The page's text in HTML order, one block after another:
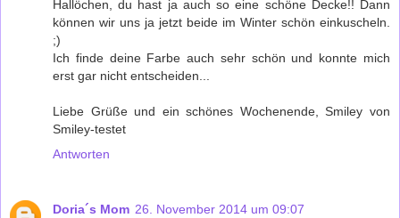
Hallöchen, du hast ja auch so eine schöne Decke!! Dann
können wir uns ja jetzt beide im Winter schön einkuscheln.
;)
Ich finde deine Farbe auch sehr schön und konnte mich
erst gar nicht entscheiden...
Liebe Grüße und ein schönes Wochenende, Smiley von
Smiley-testet
Antworten
Doria´s Mom 26. November 2014 um 09:07